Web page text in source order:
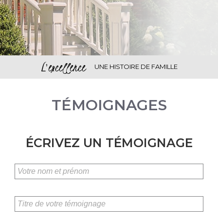
L'excellence UNE HISTOIRE DE FAMILLE
TÉMOIGNAGES
ÉCRIVEZ UN TÉMOIGNAGE